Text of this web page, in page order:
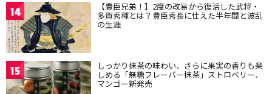
14 【豊臣兄弟！】2度の改易から復活した武将・
多賀秀種とは？豊臣秀長に仕えた半年間と波乱
の生涯
15 しっかり抹茶の味わい、さらに果実の香りも楽
しめる「無糖フレーバー抹茶」ストロベリー、
マンゴー新発売